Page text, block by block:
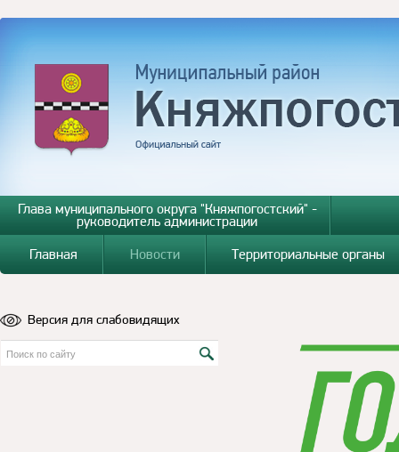
Глава муниципального округа "Княжпогостский" -
руководитель администрации
Главная
Новости Территориальные органы
Версия для слабовидящих